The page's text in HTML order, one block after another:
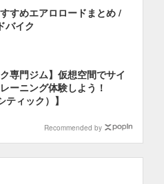
すめエアロロードまとめ /
バイク
専門ジム】仮想空間でサイ
ーニング体験しよう！
ティック）】
Recommended by